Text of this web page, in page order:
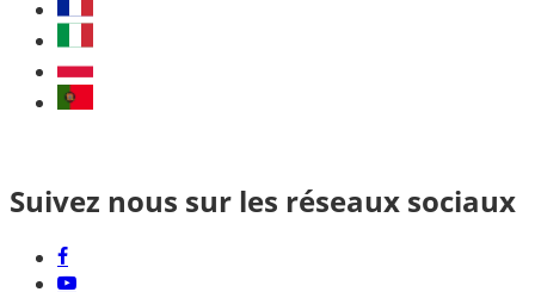
Suivez nous sur les réseaux sociaux